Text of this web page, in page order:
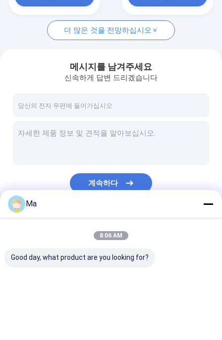
기계를 만드는 티슈 페이퍼
크래프트 제지 기계
기계를 만드는 화장지
플루트를 불 서류상 기계
제지 기계 부속
더 많은 것을 전망하십시오
메시지를 남겨주세요
신속하게 답변 드리겠습니다
계속하다
Ma
8:06 AM
Good day, what product are you looking for?